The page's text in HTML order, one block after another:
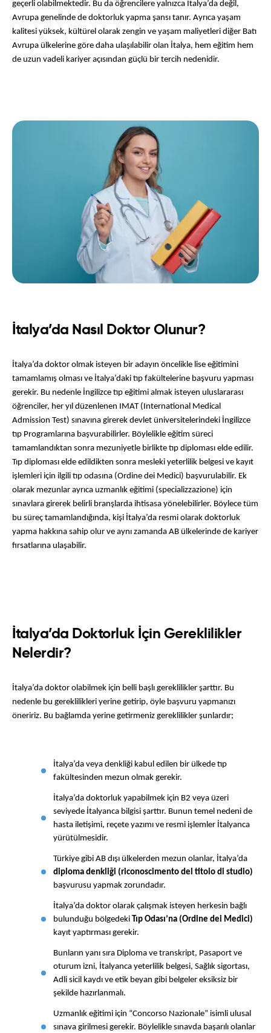
geçerli olabilmektedir. Bu da öğrencilere yalnızca İtalya’da değil,
Avrupa genelinde de doktorluk yapma şansı tanır. Ayrıca yaşam
kalitesi yüksek, kültürel olarak zengin ve yaşam maliyetleri diğer Batı
Avrupa ülkelerine göre daha ulaşılabilir olan İtalya, hem eğitim hem
de uzun vadeli kariyer açısından güçlü bir tercih nedenidir.
İtalya’da Nasıl Doktor Olunur?
İtalya’da doktor olmak isteyen bir adayın öncelikle lise eğitimini
tamamlamış olması ve İtalya’daki tıp fakültelerine başvuru yapması
gerekir. Bu nedenle İngilizce tıp eğitimi almak isteyen uluslararası
öğrenciler, her yıl düzenlenen IMAT (International Medical
Admission Test) sınavına girerek devlet üniversitelerindeki İngilizce
tıp Programlarına başvurabilirler. Böylelikle eğitim süreci
tamamlandıktan sonra mezuniyetle birlikte tıp diploması elde edilir.
Tıp diploması elde edildikten sonra mesleki yeterlilik belgesi ve kayıt
işlemleri için ilgili tıp odasına (Ordine dei Medici) başvurulabilir. Ek
olarak mezunlar ayrıca uzmanlık eğitimi (specializzazione) için
sınavlara girerek belirli branşlarda ihtisasa yönelebilirler. Böylece tüm
bu süreç tamamlandığında, kişi İtalya’da resmi olarak doktorluk
yapma hakkına sahip olur ve aynı zamanda AB ülkelerinde de kariyer
fırsatlarına ulaşabilir.
İtalya’da Doktorluk İçin Gereklilikler
Nelerdir?
İtalya’da doktor olabilmek için belli başlı gereklilikler şarttır. Bu
nedenle bu gereklilikleri yerine getirip, öyle başvuru yapmanızı
öneririz. Bu bağlamda yerine getirmeniz gereklilikler şunlardır;
İtalya’da veya denkliği kabul edilen bir ülkede tıp
fakültesinden mezun olmak gerekir.
İtalya’da doktorluk yapabilmek için B2 veya üzeri
seviyede İtalyanca bilgisi şarttır. Bunun temel nedeni de
hasta iletişimi, reçete yazımı ve resmi işlemler İtalyanca
yürütülmesidir.
diploma denkliği (riconoscimento del titolo di studio)
başvurusu yapmak zorundadır.
İtalya’da doktor olarak çalışmak isteyen herkesin bağlı
bulunduğu bölgedeki Tıp Odası’na (Ordine dei Medici)
kayıt yaptırması gerekir.
Bunların yanı sıra Diploma ve transkript, Pasaport ve
oturum izni, İtalyanca yeterlilik belgesi, Sağlık sigortası,
Adli sicil kaydı ve etik beyan gibi belgeler eksiksiz bir
şekilde hazırlanmalı.
Uzmanlık eğitimi için “Concorso Nazionale” isimli ulusal
sınava girilmesi gerekir. Böylelikle sınavda başarılı olanlar